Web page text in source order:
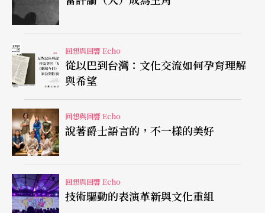
能的活動在解／戒嚴的替換之際所牽動的混亂，
「後現代主義」適時提供一套剪裁、拼貼和加工的
記憶術。「後現代主義」作為一種方法，首要在於
「去脈絡化→去政治化」，簡單地說就是抽空其混
亂的真實，即能魚目混珠把「後現代主義」置換成
為台灣人對「現代性」的慾望。
身體文化熱潮中
戲劇學者鍾明德於八○年代中期大力推廣他剪裁、
拼貼和加工的「後現代主義」，據他自己在《藝術
回想與回響 Echo
從以巴到台灣：文化交流如何孕育理解
與希望
回想與回響 Echo
說著爵士語言的，不一樣的美好
回想與回響 Echo
技術驅動的表演革新與文化重組